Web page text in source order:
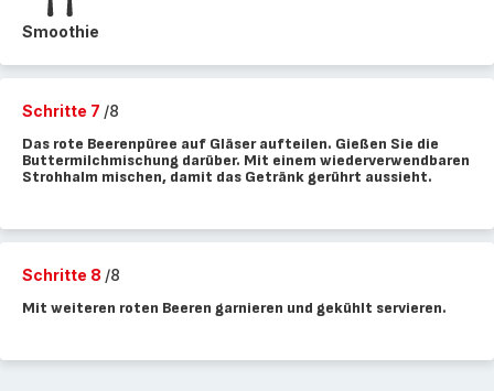
Smoothie
Schritte 7 /8
Das rote Beerenpüree auf Gläser aufteilen. Gießen Sie die
Buttermilchmischung darüber. Mit einem wiederverwendbaren
Strohhalm mischen, damit das Getränk gerührt aussieht.
Schritte 8 /8
Mit weiteren roten Beeren garnieren und gekühlt servieren.